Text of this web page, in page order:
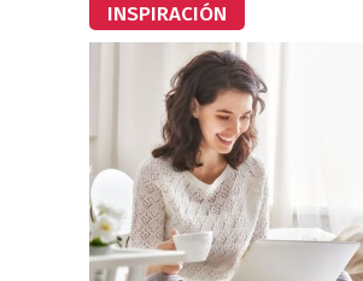
INSPIRACIÓN